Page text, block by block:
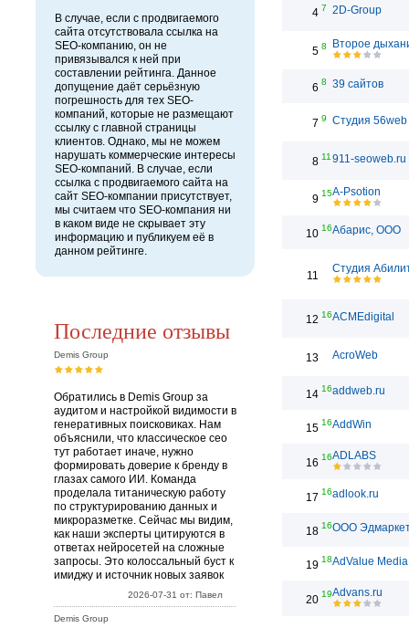
В случае, если с продвигаемого
сайта отсутствовала ссылка на
SEO-компанию, он не
привязывался к ней при
составлении рейтинга. Данное
допущение даёт серьёзную
погрешность для тех SEO-
компаний, которые не размещают
ссылку с главной страницы
клиентов. Однако, мы не можем
нарушать коммерческие интересы
SEO-компаний. В случае, если
ссылка с продвигаемого сайта на
сайт SEO-компании присутствует,
мы считаем что SEO-компания ни
в каком виде не скрывает эту
информацию и публикуем её в
данном рейтинге.
Последние отзывы
Demis Group
Обратились в Demis Group за
аудитом и настройкой видимости в
генеративных поисковиках. Нам
объяснили, что классическое сео
тут работает иначе, нужно
формировать доверие к бренду в
глазах самого ИИ. Команда
проделала титаническую работу
по структурированию данных и
микроразметке. Сейчас мы видим,
как наши эксперты цитируются в
ответах нейросетей на сложные
запросы. Это колоссальный буст к
имиджу и источник новых заявок
2026-07-31 от: Павел
Demis Group
4 7 2D-Group
5 8 Второе
6 8 39 сайтов
7 9 Студия 56web
8 11 911-seoweb.ru
9 15A-Psotion
10 16Абарис, ООО
11
Студия
12 16ACMEdigital
13 AcroWeb
14 16addweb.ru
15 16AddWin
16 16ADLABS
17 16adlook.ru
18 16ООО
19 18AdValue Media
20 19Advans.ru